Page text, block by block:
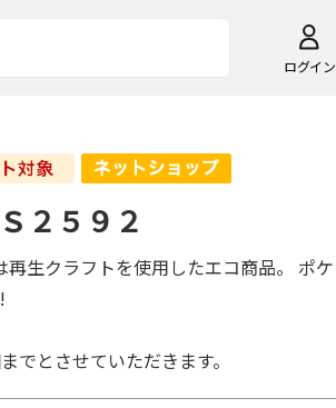
ログイン
２５９２
生クラフトを使用したエコ商品。 ポケ
とさせていただきます。